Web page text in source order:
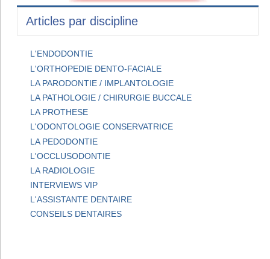
Articles par discipline
L'ENDODONTIE
L'ORTHOPEDIE DENTO-FACIALE
LA PARODONTIE / IMPLANTOLOGIE
LA PATHOLOGIE / CHIRURGIE BUCCALE
LA PROTHESE
L'ODONTOLOGIE CONSERVATRICE
LA PEDODONTIE
L'OCCLUSODONTIE
LA RADIOLOGIE
INTERVIEWS VIP
L'ASSISTANTE DENTAIRE
CONSEILS DENTAIRES